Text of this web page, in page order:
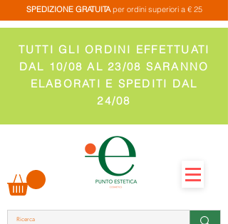
SPEDIZIONE GRATUITAper ordini superiori a € 25
TUTTI GLI ORDINI EFFETTUATI
DAL 10/08 AL 23/08 SARANNO
ELABORATI E SPEDITI DAL
24/08